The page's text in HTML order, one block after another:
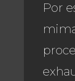
Por